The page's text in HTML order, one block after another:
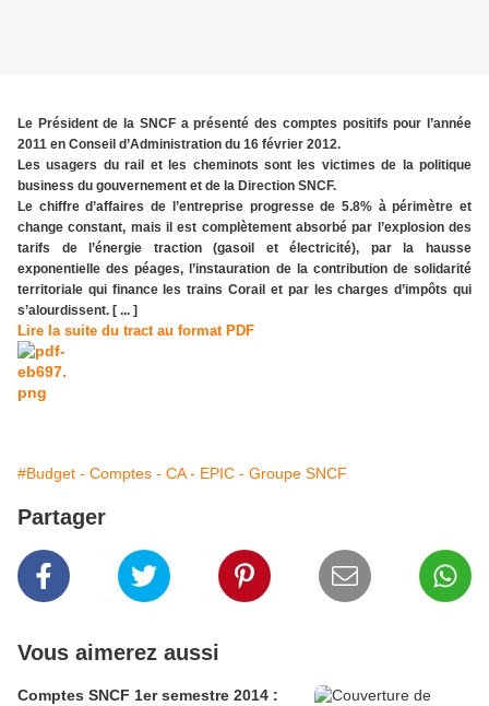
Le Président de la SNCF a présenté des comptes positifs pour l’année
2011 en Conseil d’Administration du 16 février 2012.
Les usagers du rail et les cheminots sont les victimes de la politique
business du gouvernement et de la Direction SNCF.
Le chiffre d’affaires de l’entreprise progresse de 5.8% à périmètre et
change constant, mais il est complètement absorbé par l’explosion des
tarifs de l’énergie traction (gasoil et électricité), par la hausse
exponentielle des péages, l’instauration de la contribution de solidarité
territoriale qui finance les trains Corail et par les charges d’impôts qui
s’alourdissent. [ ... ]
Lire la suite du tract au format PDF
#Budget - Comptes - CA - EPIC - Groupe SNCF
Partager
Vous aimerez aussi
Comptes SNCF 1er semestre 2014 :